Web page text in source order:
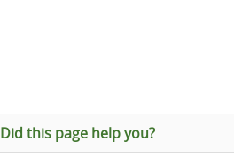
Did this page help you?